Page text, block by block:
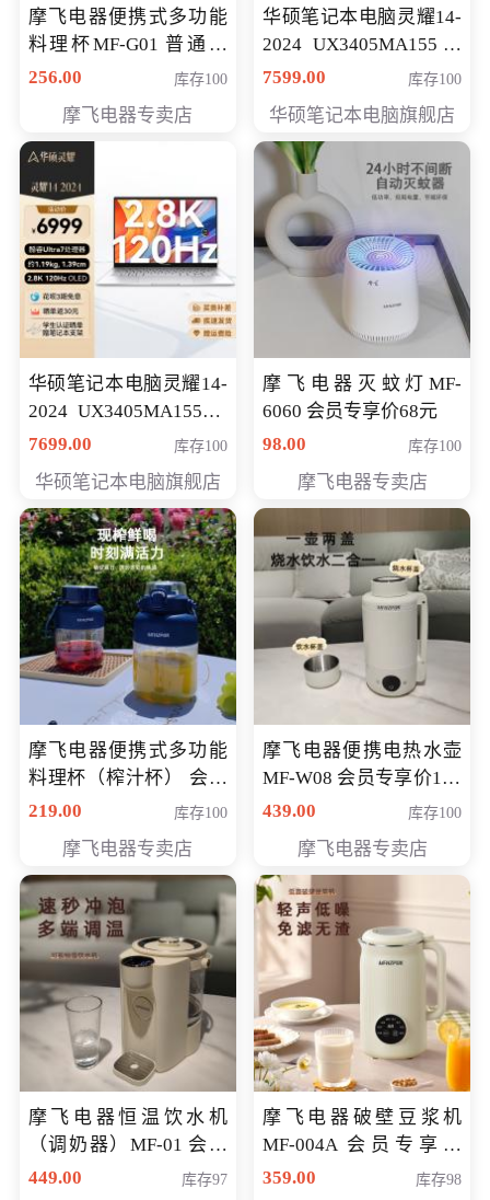
摩飞电器便携式多功能
料理杯MF-G01 普通会
员专享价格118元
256.00 库存100
摩飞电器专卖店
华硕笔记本电脑灵耀14-
2024 UX3405MA155冰
川银 oled 智慧轻薄本 会
7599.00 库存100
华硕笔记本电脑旗舰店
华硕笔记本电脑灵耀14-
2024 UX3405MA155夜
空蓝 oled 智慧轻薄本 会
7699.00 库存100
华硕笔记本电脑旗舰店
摩飞电器灭蚊灯MF-
6060 会员专享价68元
98.00
库存100
摩飞电器专卖店
摩飞电器便携式多功能
料理杯（榨汁杯） 会员
专享价118元
219.00 库存100
摩飞电器专卖店
摩飞电器便携电热水壶
MF-W08 会员专享价198
元
439.00 库存100
摩飞电器专卖店
摩飞电器恒温饮水机
（调奶器）MF-01 会员
专享价366元
449.00 库存97
摩飞电器破壁豆浆机
MF-004A 会员专享价
168元
359.00 库存98